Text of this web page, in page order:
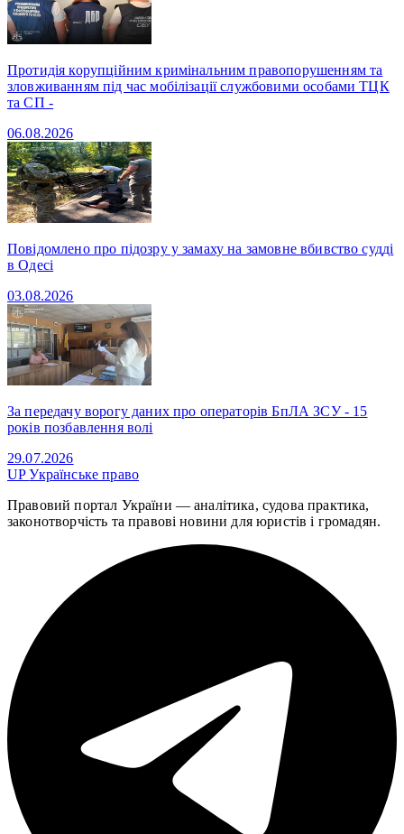
Протидія корупційним кримінальним правопорушенням та
зловживанням під час мобілізації службовими особами ТЦК
та СП -
06.08.2026
Повідомлено про підозру у замаху на замовне вбивство судді
в Одесі
03.08.2026
За передачу ворогу даних про операторів БпЛА ЗСУ - 15
років позбавлення волі
29.07.2026
UPУкраїнське право
Правовий портал України — аналітика, судова практика,
законотворчість та правові новини для юристів і громадян.